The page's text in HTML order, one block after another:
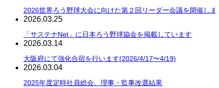
2026世界ろう野球大会に向けた第２回リーダー会議を開催しま
2026.03.25
「サステナNet」に日本ろう野球協会を掲載しています
2026.03.14
大阪府にて強化合宿を行います(2026/4/17〜4/19)
2026.03.04
2025年度定時社員総会、理事・監事改選結果